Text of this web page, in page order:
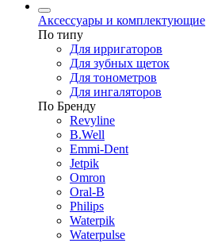
Аксессуары и комплектующие
По типу
Для ирригаторов
Для зубных щеток
Для тонометров
Для ингаляторов
По Бренду
Revyline
B.Well
Emmi-Dent
Jetpik
Omron
Oral-B
Philips
Waterpik
Waterpulse